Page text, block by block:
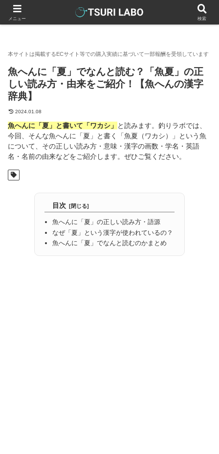
釣りラボマガジン 魚へんの漢字一覧 魚へんに「夏」でなんと
魚へんに「夏」でなんと読む？「魚夏」の正
しい読み方・由来をご紹介！【魚へんの漢字
辞典】
2024.01.08
魚へんに「夏」と書いて「ワカシ」 と読みます。釣りラボでは、
今回、そんな魚へんに「夏」と書く「魚夏（ワカシ）」という魚
について、その正しい読み方・意味・漢字の画数・学名・英語
名・名前の由来などをご紹介します。ぜひご覧ください。
目次
魚へんに「夏」の正しい読み方・語源
なぜ「夏」という漢字が使われているの？
魚へんに「夏」でなんと読むのかまとめ
メニュー 検索